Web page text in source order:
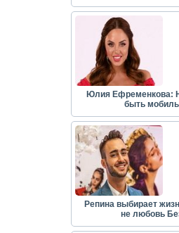
Юлия Ефременкова:
быть
Репина выбирает
не любовь